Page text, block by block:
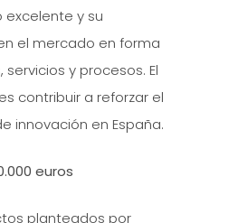
y su
el mercado en forma
y procesos. El
contribuir a reforzar el
innovación en España.
euros
planteados por